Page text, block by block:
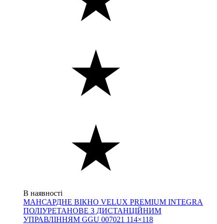
В наявності
МАНСАРДНЕ ВІКНО VELUX PREMIUM INTEGRA
ПОЛІУРЕТАНОВЕ З ДИСТАНЦІЙНИМ
УПРАВЛІННЯМ GGU 007021 114×118